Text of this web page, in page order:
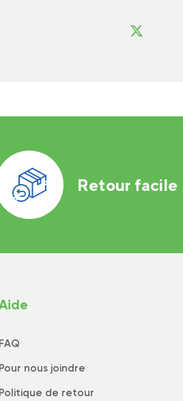
Retour facile
FAQ
Pour nous joindre
Politique de retour